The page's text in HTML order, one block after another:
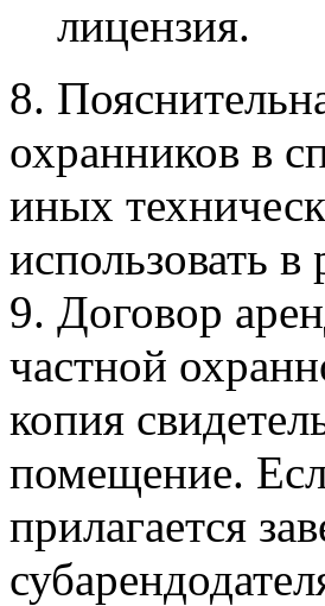
лицензия.
8.
охранников в
иных
использовать
9. Договор
частной
копия
помещение.
прилагается